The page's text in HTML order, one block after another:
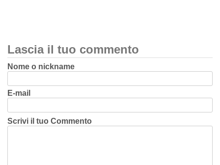
Lascia il tuo commento
Nome o nickname
E-mail
Scrivi il tuo Commento